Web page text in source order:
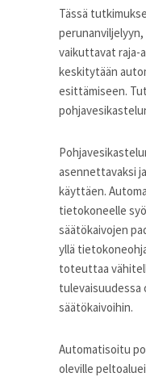
Tässä
vaikuttavat raja-
keskitytään
esittämiseen.
asennettavaksi
käyttäen.
tietokoneelle
säätökaivojen
yllä
toteuttaa
tulevaisuudessa
säätökaivoihin.
Automatisoitu
oleville